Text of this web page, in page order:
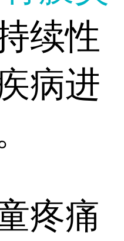
续性
病进
疼痛